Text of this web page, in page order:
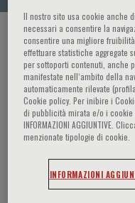
HOME PAGE / CORSI ED
Giulia Cesaroni
Il nostro sito usa cookie anche
necessari a consentire la
consentire una migliore
effettuare statistiche aggregate
per sottoporti contenuti, anche
manifestate nell‘ambito della
automaticamente rilevate
Cookie policy. Per inibire i
di pubblicità mirata e/o i
INFORMAZIONI AGGIUNTIVE.
menzionate tipologie di cookie.
INFORMAZIONI